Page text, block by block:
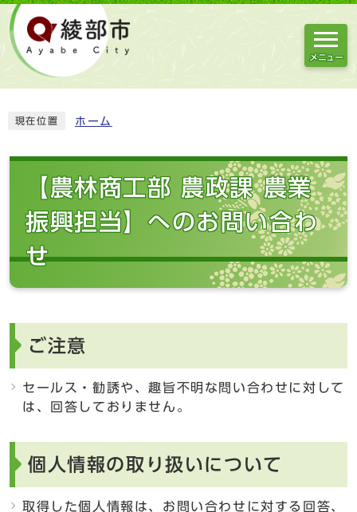
メニュー
現在位置 ホーム
【農林商工部 農政課 農業
振興担当】へのお問い合わ
せ
ご注意
セールス・勧誘や、趣旨不明な問い合わせに対して
は、回答しておりません。
個人情報の取り扱いについて
取得した個人情報は、お問い合わせに対する回答、